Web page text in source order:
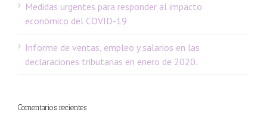
Medidas urgentes para responder al impacto
económico del COVID-19
Informe de ventas, empleo y salarios en las
declaraciones tributarias en enero de 2020.
Comentarios recientes